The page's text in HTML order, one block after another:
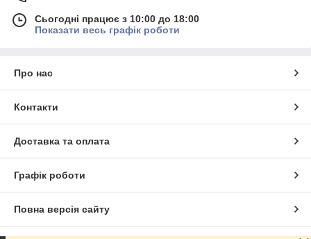
Сьогодні працює з 10:00 до 18:00
Показати весь графік роботи
Про нас
Контакти
Доставка та оплата
Графік роботи
Повна версія сайту